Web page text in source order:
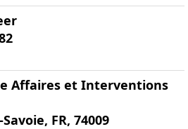
Affaires et Interventions
FR, 74009